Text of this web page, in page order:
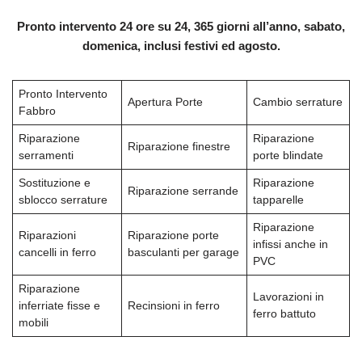
Pronto intervento 24 ore su 24, 365 giorni all’anno, sabato,
domenica, inclusi festivi ed agosto.
Pronto Intervento
Fabbro
Apertura Porte Cambio serrature
Riparazione
serramenti
Riparazione finestre
Riparazione
porte blindate
Sostituzione e
sblocco serrature
Riparazione serrande
Riparazione
tapparelle
Riparazioni
cancelli in ferro
Riparazione porte
basculanti per garage
Riparazione
infissi anche in
PVC
Riparazione
inferriate fisse e
mobili
Recinsioni in ferro
Lavorazioni in
ferro battuto